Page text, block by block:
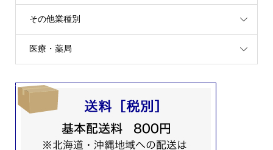
その他業種別
医療・薬局